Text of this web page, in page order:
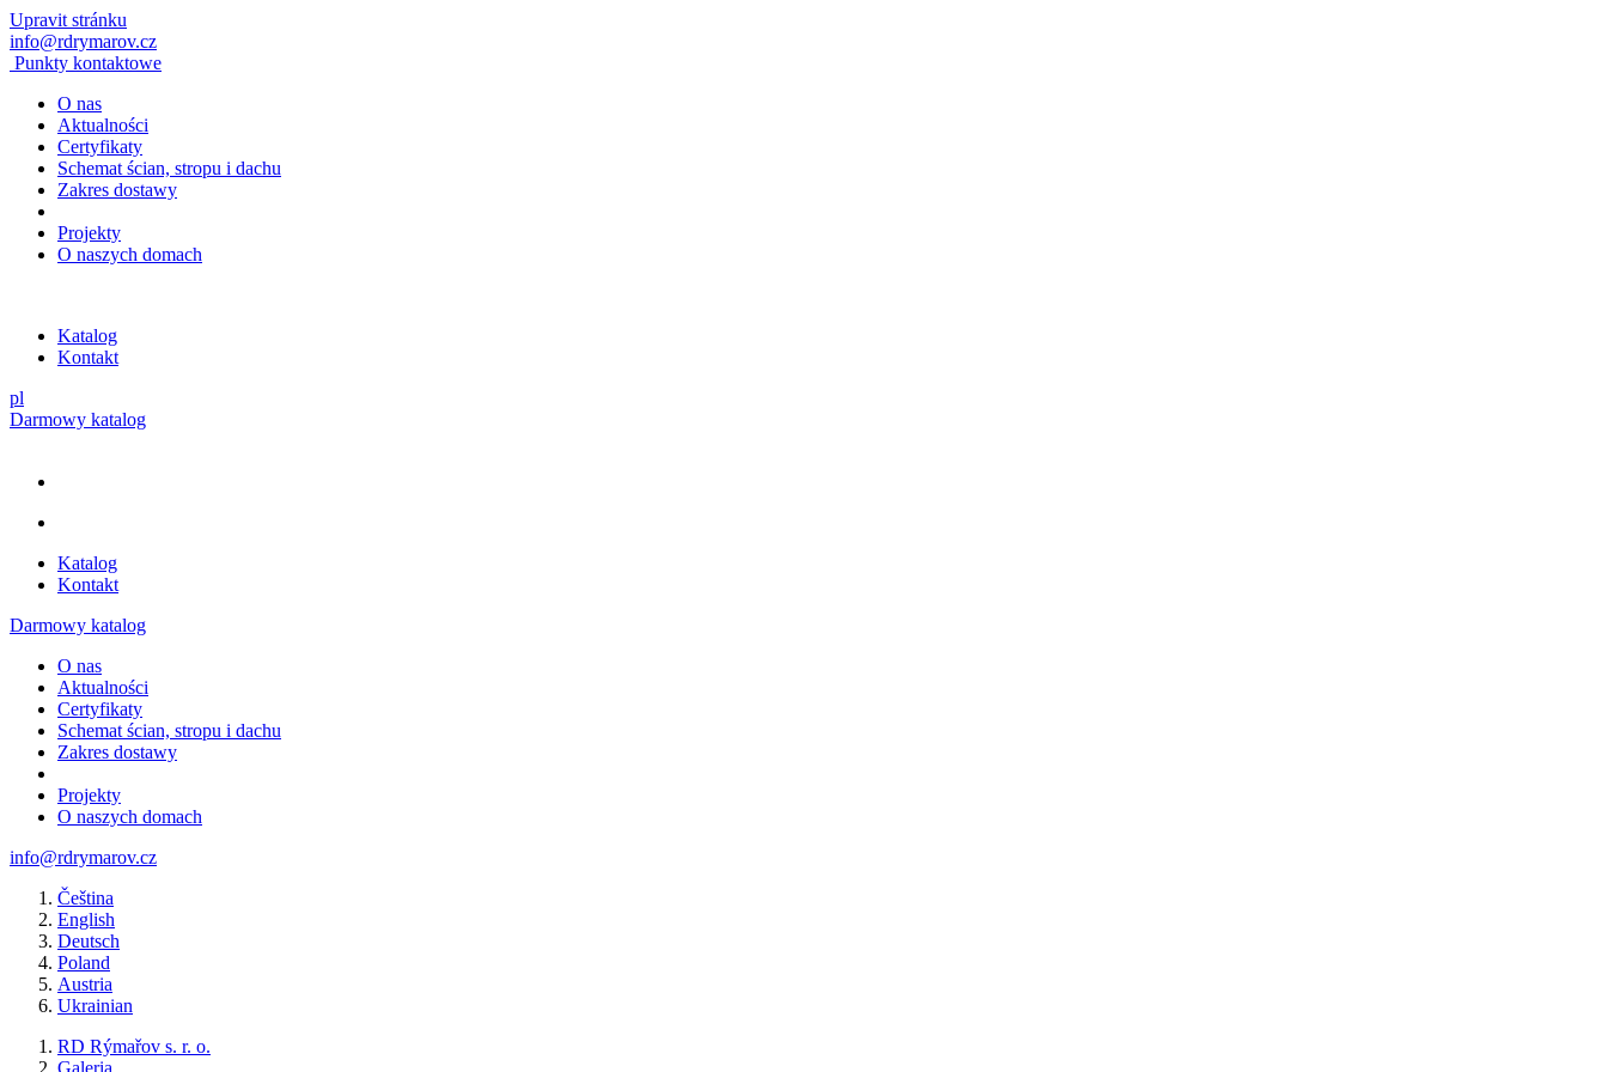
Upravit stránku
info@rdrymarov.cz
Punkty kontaktowe
O nas
Aktualności
Certyfikaty
Schemat ścian, stropu i dachu
Zakres dostawy
Projekty
O naszych domach
Katalog
Kontakt
pl
Darmowy katalog
Katalog
Kontakt
Darmowy katalog
O nas
Aktualności
Certyfikaty
Schemat ścian, stropu i dachu
Zakres dostawy
Projekty
O naszych domach
info@rdrymarov.cz
Čeština
English
Deutsch
Poland
Austria
Ukrainian
RD Rýmařov s. r. o.
Galeria